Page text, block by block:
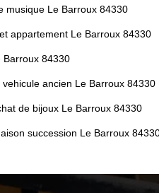
musique Le Barroux 84330
appartement Le Barroux 84330
Barroux 84330
ancien Le Barroux 84330
de bijoux Le Barroux 84330
succession Le Barroux